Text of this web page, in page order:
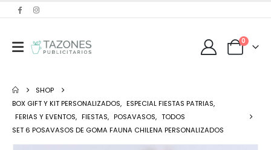
0
SHOP
BOX GIFT Y KIT PERSONALIZADOS, ESPECIAL FIESTAS PATRIAS,
FERIAS Y EVENTOS, FIESTAS, POSAVASOS, TODOS
SET 6 POSAVASOS DE GOMA FAUNA CHILENA PERSONALIZADOS